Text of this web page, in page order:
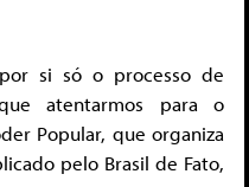
si só o processo de
atentarmos para o
Popular, que organiza
pelo Brasil de Fato,